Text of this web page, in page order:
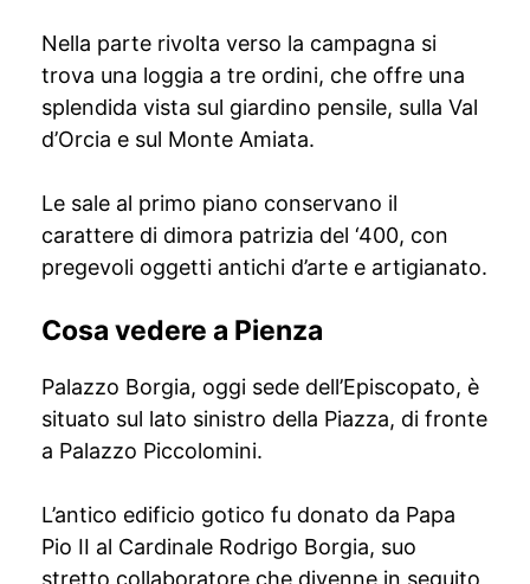
Nella parte rivolta verso la campagna si
trova una loggia a tre ordini, che offre una
splendida vista sul giardino pensile, sulla Val
d’Orcia e sul Monte Amiata.
Le sale al primo piano conservano il
carattere di dimora patrizia del ‘400, con
pregevoli oggetti antichi d’arte e artigianato.
Cosa vedere a Pienza
Palazzo Borgia, oggi sede dell’Episcopato, è
situato sul lato sinistro della Piazza, di fronte
a Palazzo Piccolomini.
L’antico edificio gotico fu donato da Papa
Pio II al Cardinale Rodrigo Borgia, suo
stretto collaboratore che divenne in seguito